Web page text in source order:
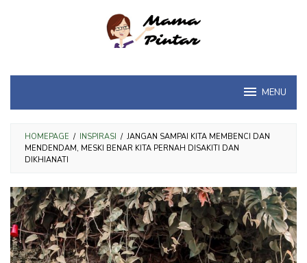
MENU
HOMEPAGE / INSPIRASI / JANGAN SAMPAI KITA MEMBENCI DAN
MENDENDAM, MESKI BENAR KITA PERNAH DISAKITI DAN
DIKHIANATI